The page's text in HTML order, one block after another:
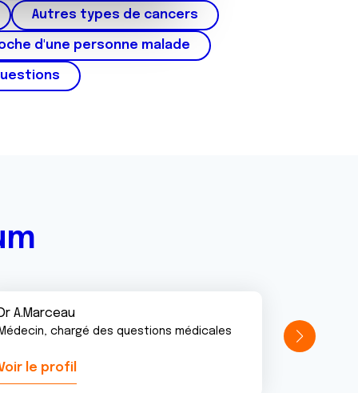
informations que
Autres types de cancers
d'une personne malade
A.Marceau
chargé des questions médicales
le profil